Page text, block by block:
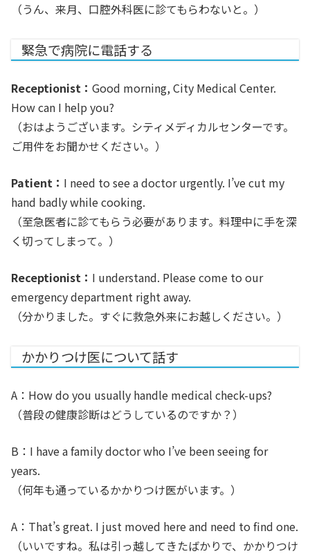
（うん、来月、口腔外科医に診てもらわないと。）
緊急で病院に電話する
Receptionist： Good morning, City Medical Center.
How can I help you?
（おはようございます。シティメディカルセンターです。
ご用件をお聞かせください。）
Patient： I need to see a doctor urgently. I’ve cut my
hand badly while cooking.
（至急医者に診てもらう必要があります。料理中に手を深
く切ってしまって。）
Receptionist： I understand. Please come to our
emergency department right away.
（分かりました。すぐに救急外来にお越しください。）
かかりつけ医について話す
A：How do you usually handle medical check-ups?
（普段の健康診断はどうしているのですか？）
B：I have a family doctor who I’ve been seeing for
years.
（何年も通っているかかりつけ医がいます。）
A：That’s great. I just moved here and need to find one.
（いいですね。私は引っ越してきたばかりで、かかりつけ